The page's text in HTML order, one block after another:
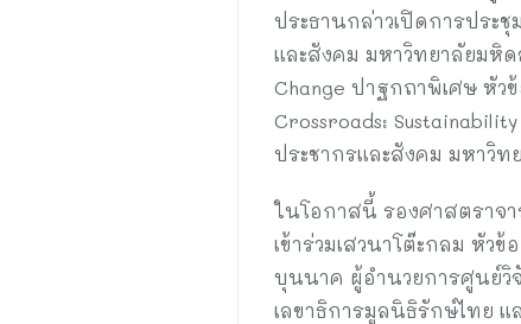
ประธานกล่าวเปิดการประ
และสังคม มหาวิทยาลัยมหิ
Change ปาฐกถาพิเศษ หั
Crossroads:
ประชากรและสังคม มหาวิ
ในโอกาสนี้ รองศาสตราจ
เข้าร่วมเสวนาโต๊ะกลม หัว
บุนนาค ผู้อำนวยการศูนย์
เลขาธิการมูลนิธิรักษ์ไทย